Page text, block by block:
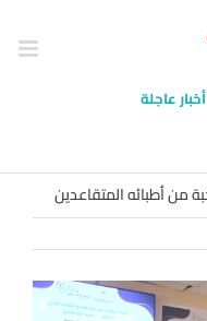
أخبار عاجلة
من أطبائه المتقاعدين